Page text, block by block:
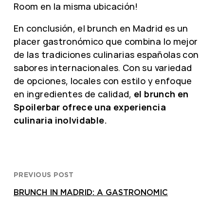
Room en la misma ubicación!
En conclusión, el brunch en Madrid es un
placer gastronómico que combina lo mejor
de las tradiciones culinarias españolas con
sabores internacionales. Con su variedad
de opciones, locales con estilo y enfoque
en ingredientes de calidad, el brunch en
Spoilerbar ofrece una experiencia
culinaria inolvidable.
PREVIOUS POST
BRUNCH IN MADRID: A GASTRONOMIC